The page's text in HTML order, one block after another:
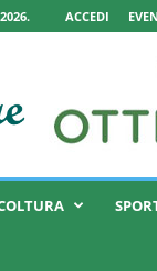
ACCEDI